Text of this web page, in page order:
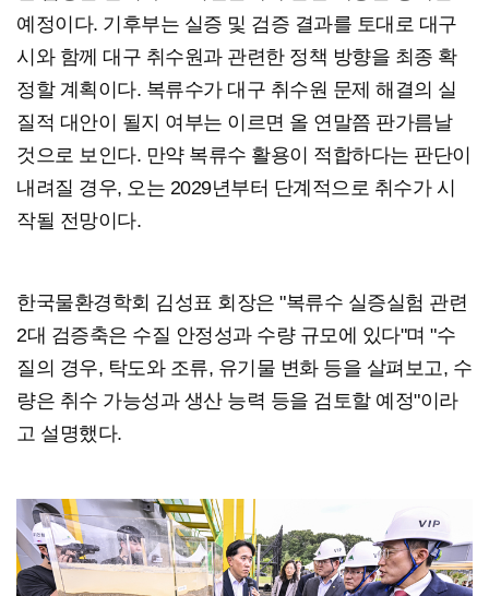
예정이다. 기후부는 실증 및 검증 결과를 토대로 대구
시와 함께 대구 취수원과 관련한 정책 방향을 최종 확
정할 계획이다. 복류수가 대구 취수원 문제 해결의 실
질적 대안이 될지 여부는 이르면 올 연말쯤 판가름날
것으로 보인다. 만약 복류수 활용이 적합하다는 판단이
내려질 경우, 오는 2029년부터 단계적으로 취수가 시
작될 전망이다.
한국물환경학회 김성표 회장은 "복류수 실증실험 관련
2대 검증축은 수질 안정성과 수량 규모에 있다"며 "수
질의 경우, 탁도와 조류, 유기물 변화 등을 살펴보고, 수
량은 취수 가능성과 생산 능력 등을 검토할 예정"이라
고 설명했다.